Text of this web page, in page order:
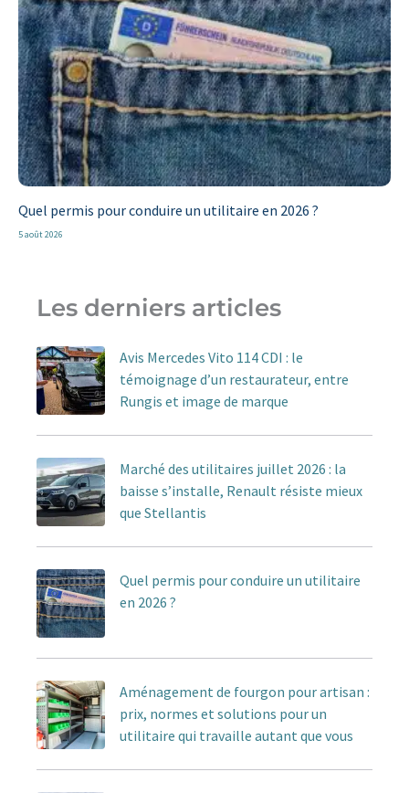
Quel permis pour conduire un utilitaire en 2026 ?
5 août 2026
Les derniers articles
Avis Mercedes Vito 114 CDI : le
témoignage d’un restaurateur, entre
Rungis et image de marque
Marché des utilitaires juillet 2026 : la
baisse s’installe, Renault résiste mieux
que Stellantis
Quel permis pour conduire un utilitaire
en 2026 ?
Aménagement de fourgon pour artisan :
prix, normes et solutions pour un
utilitaire qui travaille autant que vous